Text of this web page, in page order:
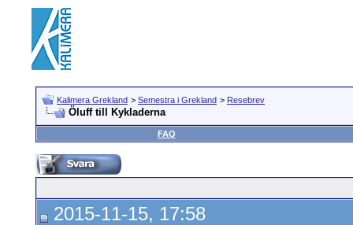
Kalimera Grekland > Semestra i Grekland > Resebrev
Öluff till Kykladerna
FAQ
2015-11-15, 17:58